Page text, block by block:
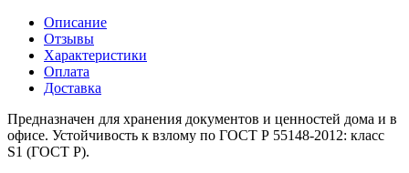
Описание
Отзывы
Характеристики
Оплата
Доставка
Предназначен для хранения документов и ценностей дома и в
офисе. Устойчивость к взлому по ГОСТ Р 55148-2012: класс
S1 (ГОСТ Р).